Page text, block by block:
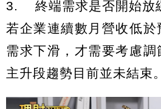
3. 終端需求是否開始放
若企業連續數月營收低
需求下滑，才需要考慮
主升段趨勢目前並未結束。